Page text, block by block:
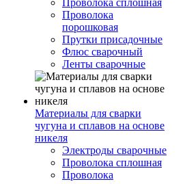
Проволока сплошная
Проволока
порошковая
Прутки присадочные
Флюс сварочный
Ленты сварочные
Материалы для сварки
чугуна и сплавов на основе
никеля
Электроды сварочные
Проволока сплошная
Проволока